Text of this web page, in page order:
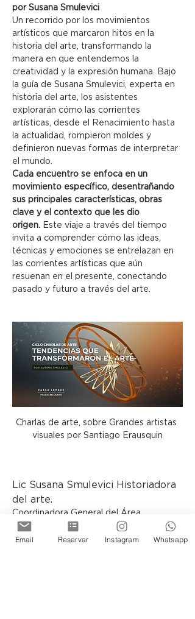
por Susana Smulevici
Un recorrido por los movimientos
artísticos que marcaron hitos en la
historia del arte, transformando la
manera en que entendemos la
creatividad y la expresión humana. Bajo
la guía de Susana Smulevici, experta en
historia del arte, los asistentes
explorarán cómo las corrientes
artísticas, desde el Renacimiento hasta
la actualidad, rompieron moldes y
definieron nuevas formas de interpretar
el mundo.
Cada encuentro se enfoca en un
movimiento específico, desentrañando
sus principales características, obras
clave y el contexto que les dio
origen. Este viaje a través del tiempo
invita a comprender cómo las ideas,
técnicas y emociones se entrelazan en
las corrientes artísticas que aún
resuenan en el presente, conectando
pasado y futuro a través del arte.
Charlas de arte, sobre Grandes artistas
visuales por Santiago Erausquin
Lic Susana Smulevici Historiadora
del arte.
Coordinadora General del Área
Educativa y Directora de la Carrera de
Historia del Arte y Cursos de la
Email Reservar Instagram Whatsapp